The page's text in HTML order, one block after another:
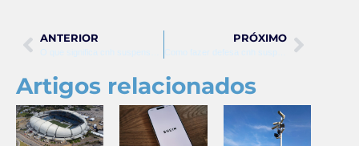
ANTERIOR PRÓXIMO
Artigos relacionados